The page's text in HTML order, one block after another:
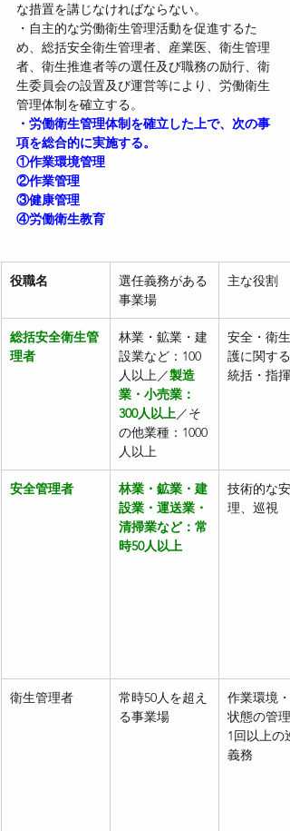
な措置を講じなければならない。
・自主的な労働衛生管理活動を促進するた
め、総括安全衛生管理者、産業医、衛生管理
者、衛生推進者等の選任及び職務の励行、衛
生委員会の設置及び運営等により、労働衛生
管理体制を確立する。
・労働衛生管理体制を確立した上で、次の事
項を総合的に実施する。
①作業環境管理
②作業管理
③健康管理
④労働衛生教育
役職名
選任義務がある
事業場
主な役割
総括安全衛生管
理者
林業・鉱業・建
設業など：100
人以上／製造
業・小売業：
300人以上 ／そ
の他業種：1000
人以上
安全・衛生
護に関する
統括・指揮
安全管理者
林業・鉱業・建
設業・運送業・
清掃業など：常
時50人以上
技術的な安
理、巡視
衛生管理者
常時50人を超え
る事業場
作業環境・
状態の管理
1回以上の
義務